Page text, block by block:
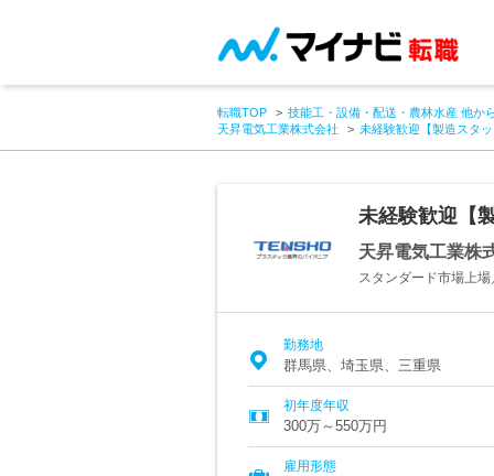
転職TOP
技能工・設備・配送・農林水産 他か
天昇電気工業株式会社
未経験歓迎【製造スタ
未経験歓迎【
天昇電気工業株
スタンダード市場上
勤務地
群馬県、埼玉県、三重県
初年度年収
300万～550万円
雇用形態